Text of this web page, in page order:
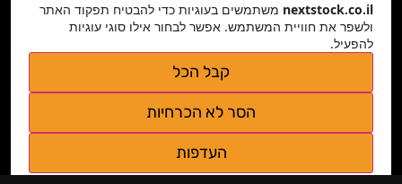
גאדג'טים
nextstock.co.il@gmail.com
נגישות אתר
nextstock.co.il משתמשים בעוגיות כדי להבטיח תפקוד האתר
ולשפר את חוויית המשתמש. אפשר לבחור אילו סוגי עוגיות
להפעיל.
קבל הכל
הסר לא הכרחיות
העדפות